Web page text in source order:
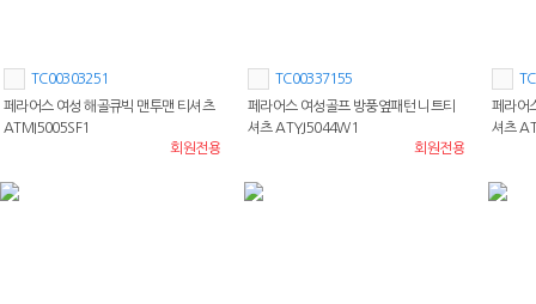
TC00303251
페라어스 여성 해골큐빅 맨투맨 티셔츠
ATMI5005SF1
회원전용
TC00337155
페라어스 여성골프 방풍옆패턴 니트티
셔츠 ATYJ5044W1
회원전용
페라어
셔츠